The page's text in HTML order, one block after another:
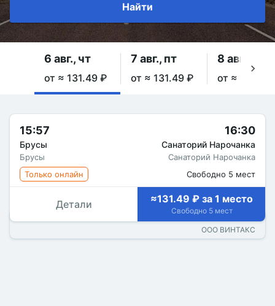
Найти
6 авг., чт
от ≈ 131.49 ₽
7 авг., пт
от ≈ 131.49 ₽
8 авг., сб
от ≈ 131.49
15:57
Брусы
Брусы
16:30
Санаторий Нарочанка
Санаторий Нарочанка
Только онлайн
Свободно 5 мест
Детали ≈131.49 ₽ за 1 место
Свободно 5 мест
ООО ВИНТАКС